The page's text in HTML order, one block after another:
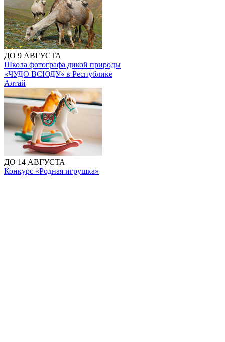
ДО 9 АВГУСТА
Школа фотографа дикой природы
«ЧУДО ВСЮДУ» в Республике
Алтай
ДО 14 АВГУСТА
Конкурс «Родная игрушка»